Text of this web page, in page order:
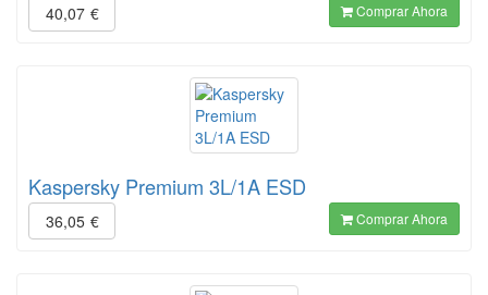
40,07 € Comprar Ahora
Kaspersky Premium 3L/1A ESD
36,05 € Comprar Ahora